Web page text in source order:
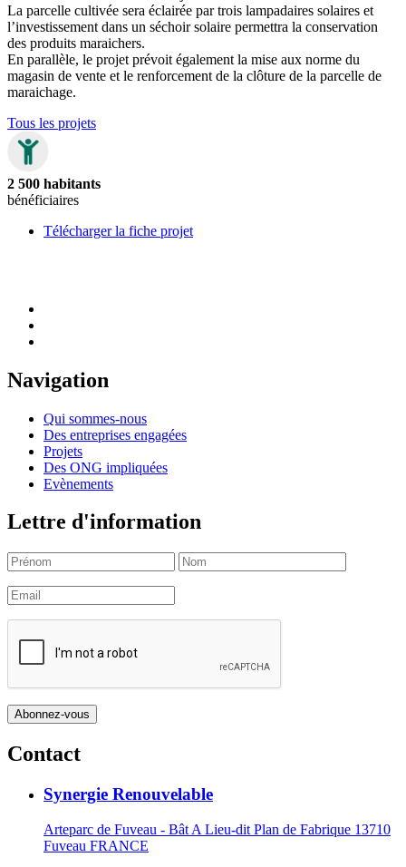
La parcelle cultivée sera éclairée par trois lampadaires solaires et
l’investissement dans un séchoir solaire permettra la conservation
des produits maraichers.
En parallèle, le projet prévoit également la mise aux norme du
magasin de vente et le renforcement de la clôture de la parcelle de
maraichage.
Tous les projets
2 500 habitants
bénéficiaires
Télécharger la fiche projet
Navigation
Qui sommes-nous
Des entreprises engagées
Projets
Des ONG impliquées
Evènements
Lettre d'information
Contact
Synergie Renouvelable
Arteparc de Fuveau - Bât A Lieu-dit Plan de Fabrique 13710
Fuveau FRANCE